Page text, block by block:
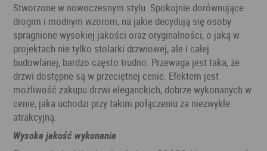
Stworzone w nowoczesnym stylu. Spokojnie dorównujące
drogim i modnym wzorom, na jakie decydują się osoby
spragnione wysokiej jakości oraz oryginalności, o jaką w
projektach nie tylko stolarki drzwiowej, ale i całej
budowlanej, bardzo często trudno. Przewaga jest taka, że
drzwi dostępne są w przeciętnej cenie. Efektem jest
możliwość zakupu drzwi eleganckich, dobrze wykonanych w
cenie, jaka uchodzi przy takim połączeniu za niezwykle
atrakcyjną.
Wysoka jakość wykonania